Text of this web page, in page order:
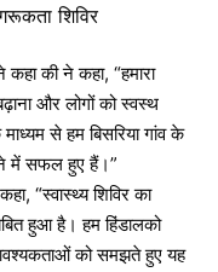
शिविर
की ने कहा, “हमारा
और लोगों को स्वस्थ
से हम बिसरिया गांव के
में सफल हुए हैं।”
“स्वास्थ्य शिविर का
हुआ है। हम हिंडालको
को समझते हुए यह